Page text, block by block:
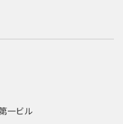
一ビル